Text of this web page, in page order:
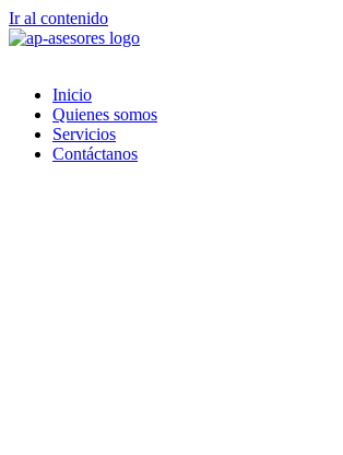
Ir al contenido
Inicio
Quienes somos
Servicios
Contáctanos